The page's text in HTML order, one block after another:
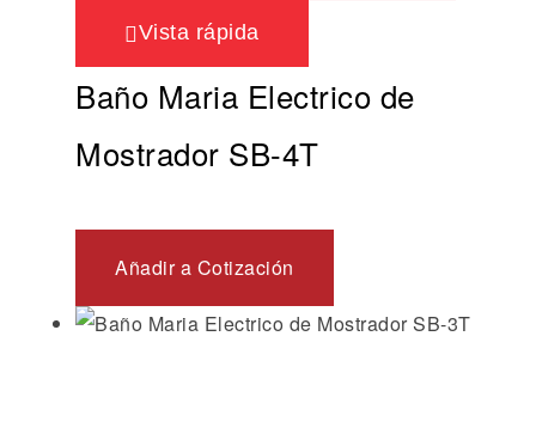
Vista rápida
Baño Maria Electrico de
Mostrador SB-4T
Añadir a Cotización